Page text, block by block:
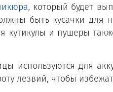
, который будет
быть кусачки
кутикулы и пушеры
используются для
лезвий, чтобы